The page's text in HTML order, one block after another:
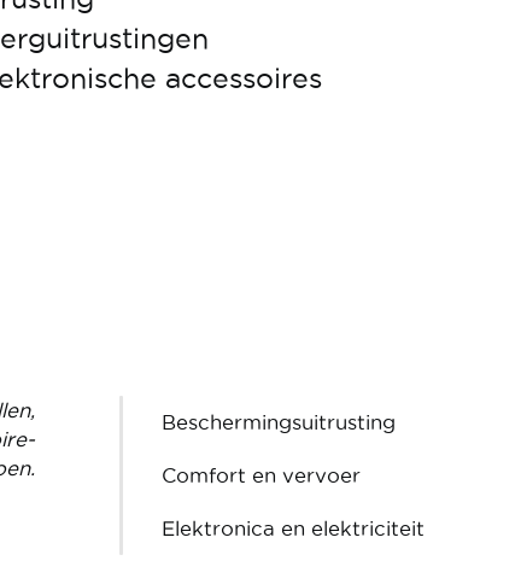
accessoires
Beschermingsuitrusting
Comfort en vervoer
Elektronica en elektriciteit